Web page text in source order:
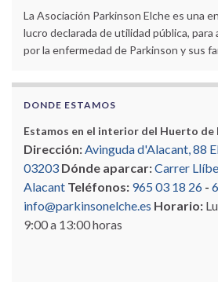
La Asociación Parkinson Elche es una
lucro declarada de utilidad pública,
por la enfermedad de Parkinson y sus
DONDE ESTAMOS
Estamos en el interior del Huerto
Dirección:Avinguda d'Alacant, 88
03203 Dónde aparcar:Carrer
Alacant Teléfonos: 965 03 18 26 -
info@parkinsonelche.es Horario:
9:00 a 13:00 horas